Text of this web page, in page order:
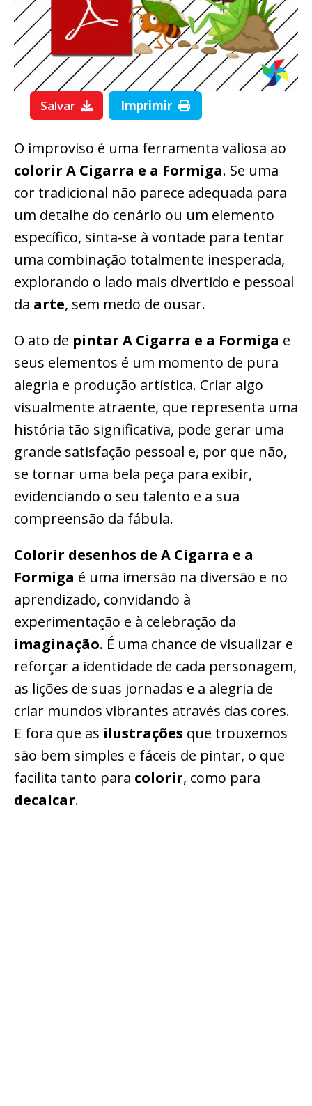
Salvar Imprimir
O improviso é uma ferramenta valiosa ao
colorir A Cigarra e a Formiga. Se uma
cor tradicional não parece adequada para
um detalhe do cenário ou um elemento
específico, sinta-se à vontade para tentar
uma combinação totalmente inesperada,
explorando o lado mais divertido e pessoal
da arte, sem medo de ousar.
O ato de pintar A Cigarra e a Formiga e
seus elementos é um momento de pura
alegria e produção artística. Criar algo
visualmente atraente, que representa uma
história tão significativa, pode gerar uma
grande satisfação pessoal e, por que não,
se tornar uma bela peça para exibir,
evidenciando o seu talento e a sua
compreensão da fábula.
Colorir desenhos de A Cigarra e a
Formiga é uma imersão na diversão e no
aprendizado, convidando à
experimentação e à celebração da
imaginação. É uma chance de visualizar e
reforçar a identidade de cada personagem,
as lições de suas jornadas e a alegria de
criar mundos vibrantes através das cores.
E fora que as ilustrações que trouxemos
são bem simples e fáceis de pintar, o que
facilita tanto para colorir, como para
decalcar.